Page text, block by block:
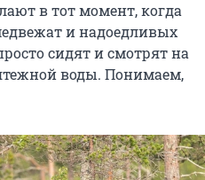
в тот момент, когда
и надоедливых
сидят и смотрят на
воды. Понимаем,